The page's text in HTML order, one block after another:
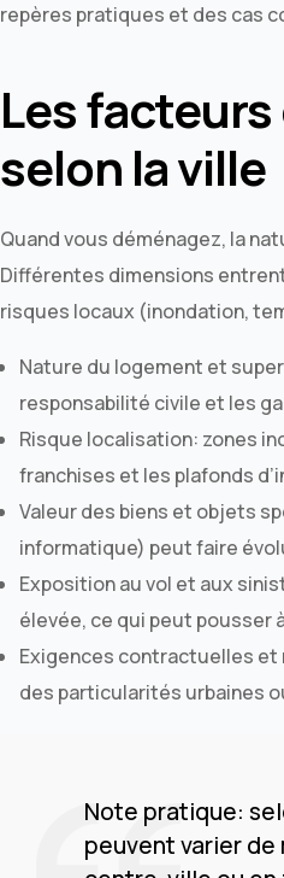
repères pratiques et des cas
Les
selon la ville
Quand vous déménagez, la
Différentes dimensions
risques locaux (inondation,
Nature du logement et
responsabilité civile et les
Risque localisation: zones
franchises et les plafonds
Valeur des biens et objets
informatique) peut faire
Exposition au vol et aux
élevée, ce qui peut pousser
Exigences contractuelles
des particularités urbaines
Note pratique:
peuvent varier